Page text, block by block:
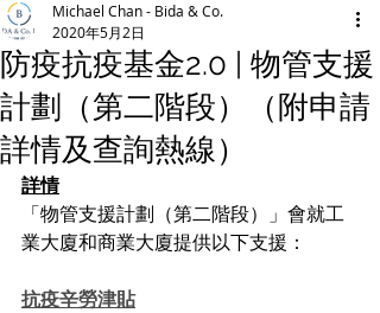
防疫抗疫基金2.0 | 物管支援
計劃（第二階段）（附申請
詳情及查詢熱線）
Michael Chan - Bida & Co.
2020年5月2日
詳情
「物管支援計劃（第二階段）」會就工
業大廈和商業大廈提供以下支援：
抗疫辛勞津貼